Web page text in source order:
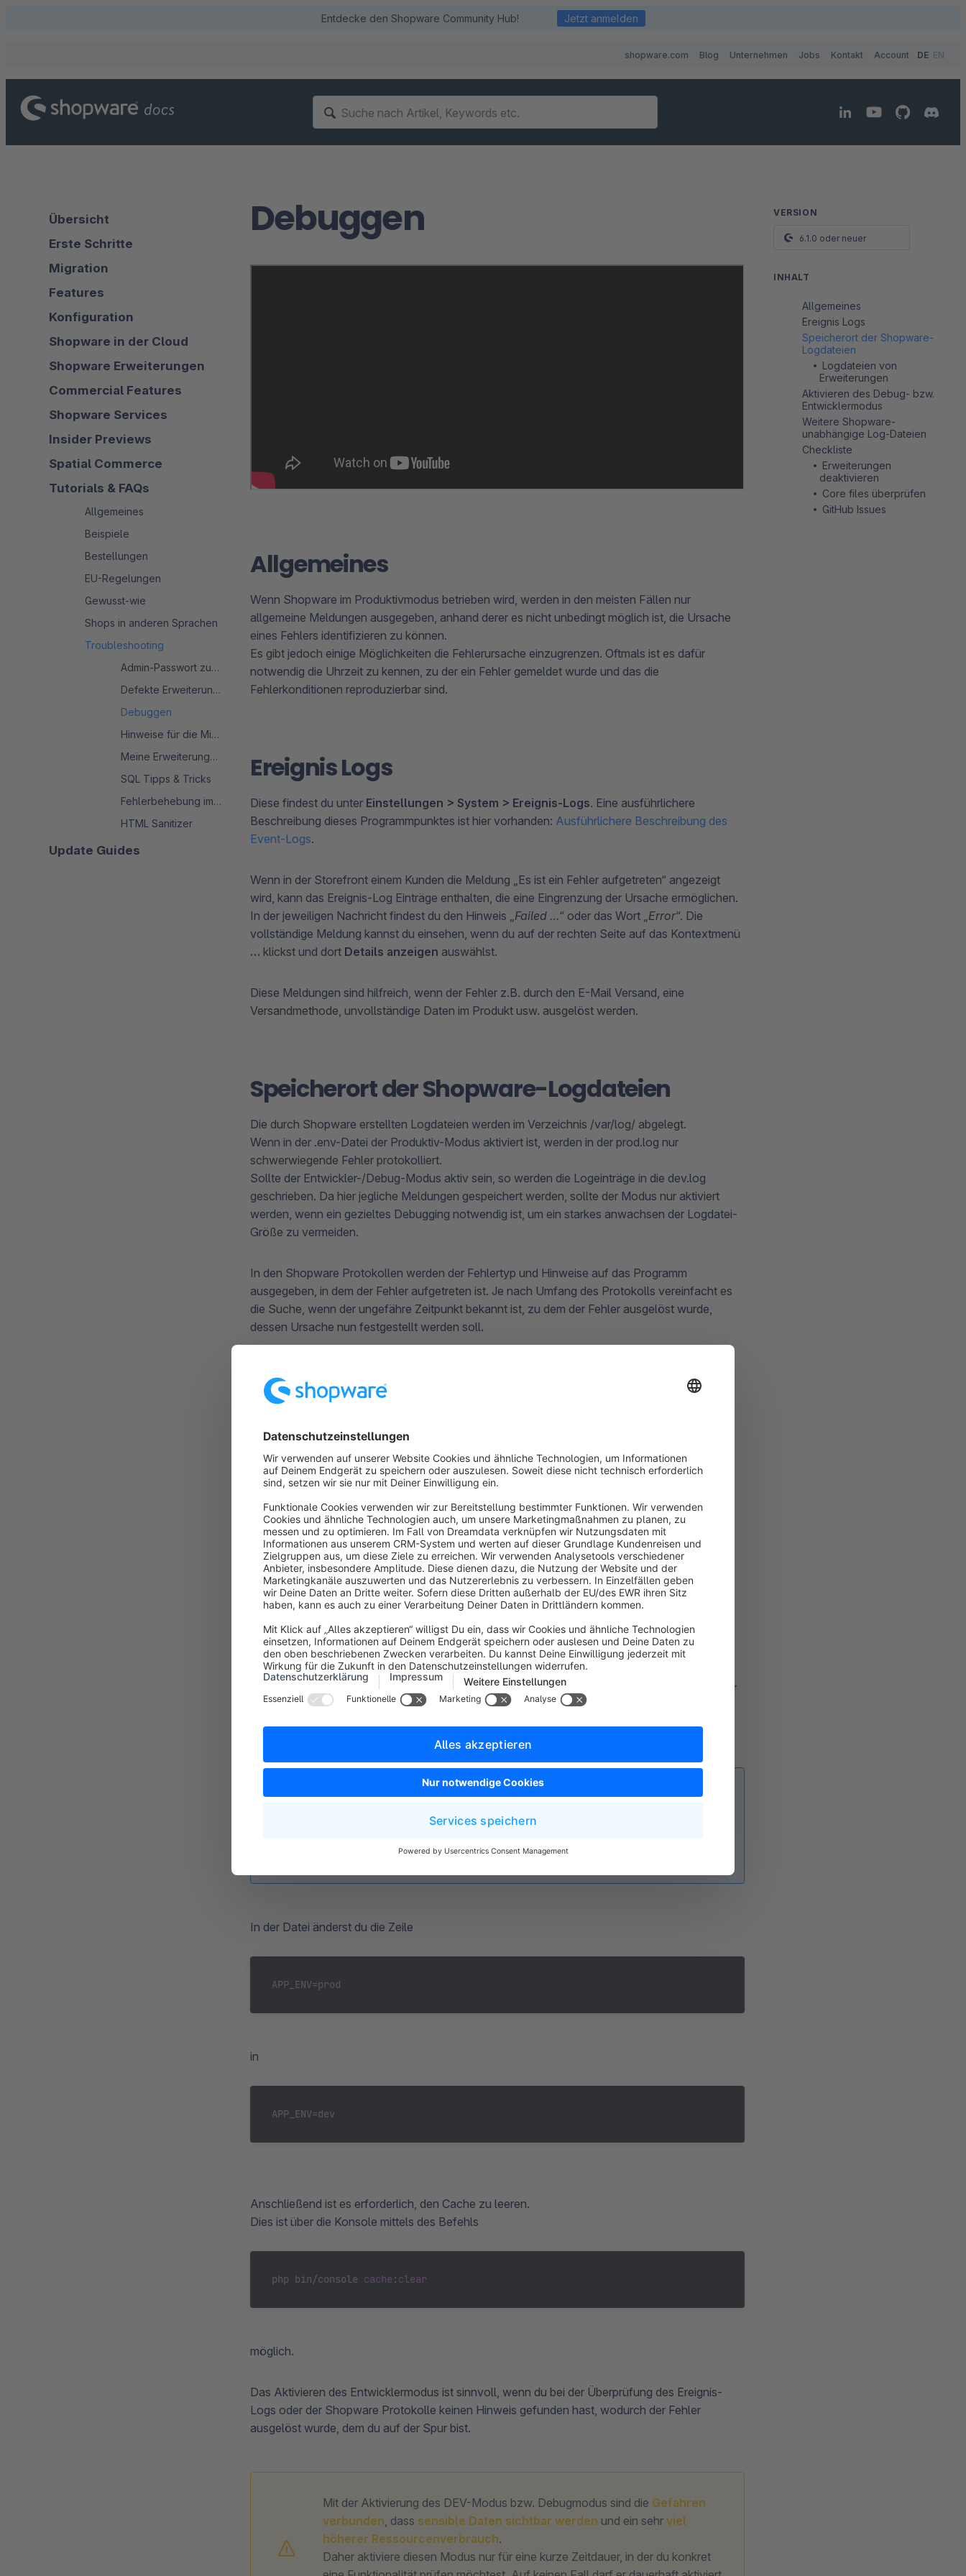
Entdecke den Shopware Community Hub! Jetzt anmelden
shopware.com Blog Unternehmen Jobs Kontakt Account DE EN
Übersicht
Erste Schritte
Migration
Features
Konfiguration
Shopware in der Cloud
Shopware Erweiterungen
Commercial Features
Shopware Services
Insider Previews
Spatial Commerce
Tutorials & FAQs
Allgemeines
Beispiele
Bestellungen
EU-Regelungen
Gewusst-wie
Shops in anderen Sprachen
Troubleshooting
Admin-Passwort zurücksetzen
Defekte Erweiterung entfernen
Debuggen
Hinweise für die Migration
Meine Erweiterungen - Fehlermeldungen
SQL Tipps & Tricks
Fehlerbehebung im Migrationsprozess
HTML Sanitizer
Update Guides
Debuggen
Allgemeines
Wenn Shopware im Produktivmodus betrieben wird, werden in den meisten Fällen nur
allgemeine Meldungen ausgegeben, anhand derer es nicht unbedingt möglich ist, die Ursache
eines Fehlers identifizieren zu können.
Es gibt jedoch einige Möglichkeiten die Fehlerursache einzugrenzen. Oftmals ist es dafür
notwendig die Uhrzeit zu kennen, zu der ein Fehler gemeldet wurde und das die
Fehlerkonditionen reproduzierbar sind.
Ereignis Logs
Diese findest du unter Einstellungen > System > Ereignis-Logs. Eine ausführlichere
Beschreibung dieses Programmpunktes ist hier vorhanden: Ausführlichere Beschreibung des
Event-Logs.
Wenn in der Storefront einem Kunden die Meldung „Es ist ein Fehler aufgetreten“ angezeigt
wird, kann das Ereignis-Log Einträge enthalten, die eine Eingrenzung der Ursache ermöglichen.
In der jeweiligen Nachricht findest du den Hinweis „Failed …“ oder das Wort „Error“. Die
vollständige Meldung kannst du einsehen, wenn du auf der rechten Seite auf das Kontextmenü
… klickst und dort Details anzeigen auswählst.
Diese Meldungen sind hilfreich, wenn der Fehler z.B. durch den E-Mail Versand, eine
Versandmethode, unvollständige Daten im Produkt usw. ausgelöst werden.
Speicherort der Shopware-Logdateien
Die durch Shopware erstellten Logdateien werden im Verzeichnis /var/log/ abgelegt.
Wenn in der .env-Datei der Produktiv-Modus aktiviert ist, werden in der prod.log nur
schwerwiegende Fehler protokolliert.
Sollte der Entwickler-/Debug-Modus aktiv sein, so werden die Logeinträge in die dev.log
geschrieben. Da hier jegliche Meldungen gespeichert werden, sollte der Modus nur aktiviert
werden, wenn ein gezieltes Debugging notwendig ist, um ein starkes anwachsen der Logdatei-
Größe zu vermeiden.
In den Shopware Protokollen werden der Fehlertyp und Hinweise auf das Programm
ausgegeben, in dem der Fehler aufgetreten ist. Je nach Umfang des Protokolls vereinfacht es
die Suche, wenn der ungefähre Zeitpunkt bekannt ist, zu dem der Fehler ausgelöst wurde,
dessen Ursache nun festgestellt werden soll.
nächsten Abschnitt
Logdateien von Erweiterungen
Im Verzeichnis /var/log/ findest du neben den Shopware Logdateien ebenfalls Logdateien
deinerErweiterungen, wie beispielsweise von PayPal.
Beachte jedoch, dass nicht jede Erweiterung automatisch Logdateien anlegt. Kontaktiere im
Zweifel am besten direkt den Hersteller der Erweiterung.
Aktivieren des Debug- bzw.
Entwicklermodus
Wie oben erwähnt, können für die Protokollierung von Fehlern zwei Modi genutzt werden. Der
Wechsel des Modus ist über die allgemeine Konfigurationsdatei von Shopware möglich.
Die Datei ".env" findest du auf dem Webserver im Shopware-Hauptverzeichnis.
Bitte beachte, das Dateien, deren Dateiname mit einem "." beginnen,
standardmäßig ausgeblendet werden und es je nach Aufruf des
Programmeinstellung einzublenden.
In der Datei änderst du die Zeile
APP_ENV=prod
in
APP_ENV=dev
Anschließend ist es erforderlich, den Cache zu leeren.
Dies ist über die Konsole mittels des Befehls
php bin/console cache : clear
möglich.
Das Aktivieren des Entwicklermodus ist sinnvoll, wenn du bei der Überprüfung des Ereignis-
Logs oder der Shopware Protokolle keinen Hinweis gefunden hast, wodurch der Fehler
ausgelöst wurde, dem du auf der Spur bist.
Mit der Aktivierung des DEV-Modus bzw. Debugmodus sind die Gefahren
verbunden, dass sensible Daten sichtbar werden und ein sehr viel
höherer Ressourcenverbrauch.
Daher aktiviere diesen Modus nur für eine kurze Zeitdauer, in der du konkret
VERSION
6.1.0 oder neuer
INHALT
Allgemeines
Ereignis Logs
Speicherort der Shopware-
Logdateien
Logdateien von
Erweiterungen
Aktivieren des Debug- bzw.
Entwicklermodus
Weitere Shopware-
unabhängige Log-Dateien
Checkliste
Erweiterungen
deaktivieren
Core files überprüfen
GitHub Issues